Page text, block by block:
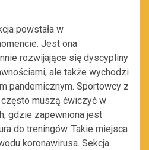
powstała w
Jest ona
rozwijające się dyscypliny
ale także wychodzi
pandemicznym. Sportowcy z
często muszą ćwiczyć w
gdzie zapewniona jest
do treningów. Takie miejsca
koronawirusa. Sekcja